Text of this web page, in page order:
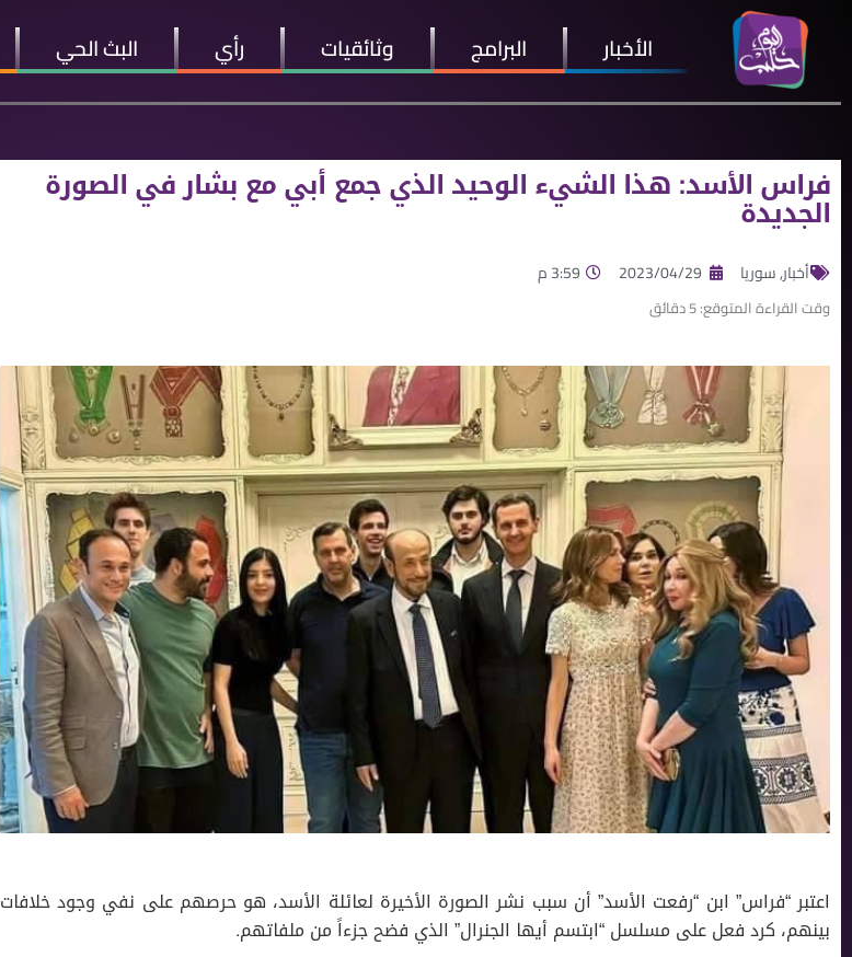
الأخبار البرامج وثائقيات رأي البث الحي
فراس اﻷسد: هذا الشيء الوحيد الذي جمع أبي مع بشار في الصورة
الجديدة
أخبار,سوريا 2023/04/29 3:59 م
وقت القراءة المتوقع:5دقائق
اعتبر “فراس” ابن “رفعت اﻷسد” أن سبب نشر الصورة اﻷخيرة لعائلة اﻷسد، هو حرصهم على نفي وجود خلافات
بينهم، كرد فعل على مسلسل “ابتسم أيها الجنرال” الذي فضح جزءاً من ملفاتهم.